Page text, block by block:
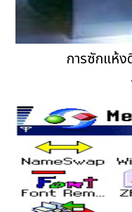
การซักแห้ง